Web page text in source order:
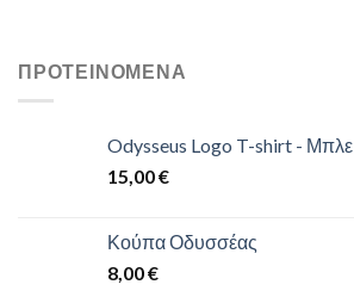
ΠΡΟΤΕΙΝΌΜΕΝΑ
Odysseus Logo T-shirt - Μπλε
15,00€
Κούπα Οδυσσέας
8,00€